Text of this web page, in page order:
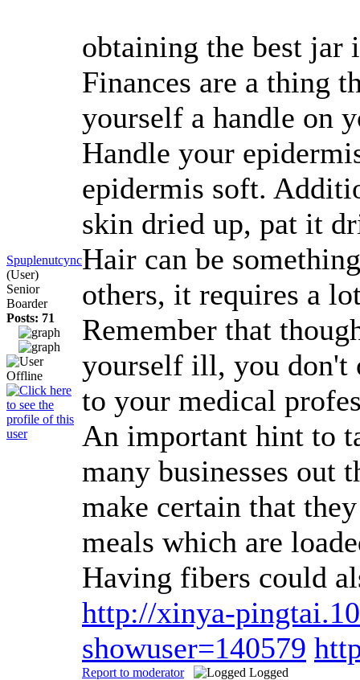
Spuplenutcync
(User)
Senior
Boarder
Posts: 71
obtaining the best
Finances are a thing
yourself a handle on
Handle your
epidermis soft.
skin dried up, pat it
Hair can be
others, it requires a
Remember that
yourself ill, you don't
to your medical
An important hint to
many businesses out
make certain that
meals which are
Having fibers could
http://xinya-
showuser=140579
Report to moderator Logged